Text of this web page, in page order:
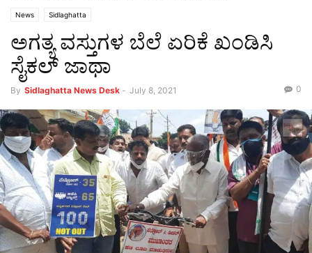
News Sidlaghatta
ಅಗತ್ಯ ವಸ್ತುಗಳ ಬೆಲೆ ಏರಿಕೆ ಖಂಡಿಸಿ
ಸೈಕಲ್ ಜಾಥಾ
By Sidlaghatta News Desk - July 8, 2021 0